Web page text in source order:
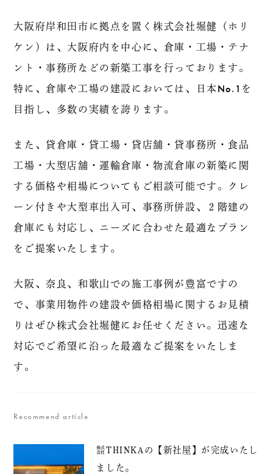
大阪府岸和田市に拠点を置く株式会社堀健（ホリ
ケン）は、大阪府内を中心に、倉庫・工場・テナ
ント・事務所などの新築工事を行っております。
特に、倉庫や工場の建設においては、日本No.1を
目指し、多数の実績を誇ります。
また、貸倉庫・貸工場・貸店舗・貸事務所・食品
工場・大型店舗・運輸倉庫・物流倉庫の新築に関
する価格や相場についてもご相談可能です。クレ
ーン付きや大型車出入可、事務所併設、２階建の
倉庫にも対応し、ニーズに合わせた最適なプラン
をご提案いたします。
大阪、奈良、和歌山での施工事例が豊富ですの
で、事業用物件の建設や価格相場に関するお見積
りはぜひ株式会社堀健にお任せください。迅速な
対応でご希望に沿った最適なご提案をいたしま
す。
Recommend article
㍿THINKA の【新社屋】が完成いたし
ました。